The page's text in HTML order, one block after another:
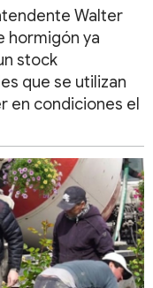
Walter
hormigón ya
stock
que se utilizan
en condiciones el